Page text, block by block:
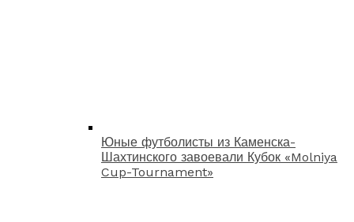
Юные футболисты из Каменска-
Шахтинского завоевали Кубок «Molniya
Cup-Tournament»